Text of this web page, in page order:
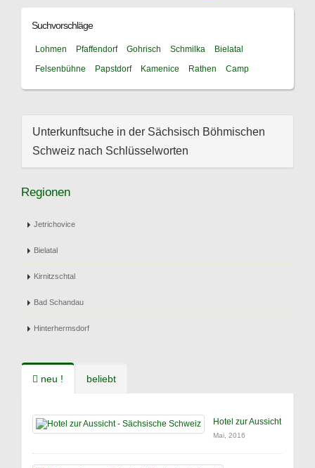
Suchvorschläge
Lohmen Pfaffendorf Gohrisch Schmilka
Bielatal
Felsenbühne
Papstdorf Kamenice Rathen Camp
Unterkunftsuche in der Sächsisch Böhmischen
Schweiz nach Schlüsselworten
Regionen
Jetrichovice
Bielatal
Kirnitzschtal
Bad Schandau
Hinterhermsdorf
neu ! beliebt
Hotel zur Aussicht
Mai, 2016